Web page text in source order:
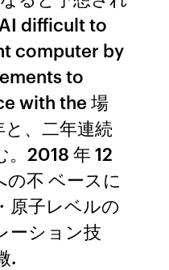
difficult to
computer by
to
with the 場
、二年連続
。2018 年 12
の不 ベースに
原子レベルの
ーション技
.